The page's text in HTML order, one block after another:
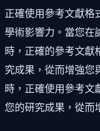
正確使用參考文獻格
學術影響力。當您在
時，正確的參考文獻
究成果，從而增強您
時，正確使用參考文
您的研究成果，從而